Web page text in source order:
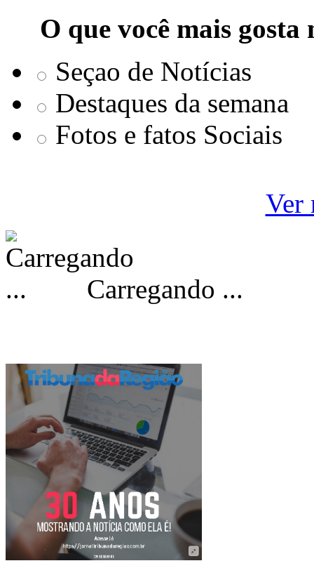
O que você mais
Seçao de Notícias
Destaques da semana
Fotos e fatos Sociais
Ver
Carregando ...